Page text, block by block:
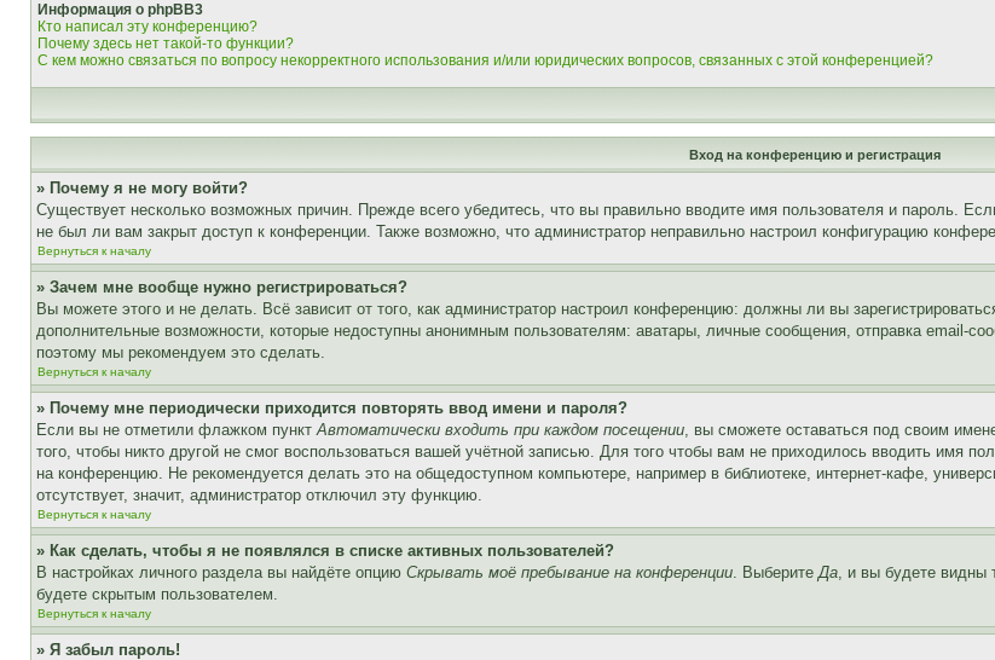
Информация о phpBB3
Кто написал эту конференцию?
Почему здесь нет такой-то функции?
С кем можно связаться по вопросу некорректного использования и/или юридических вопросов, связанных с этой конференцией?
Вход на конференцию и регистрация
» Почему я не могу войти?
Существует несколько возможных причин. Прежде всего убедитесь, что вы правильно вводите имя пользователя и пароль.
не был ли вам закрыт доступ к конференции. Также возможно, что администратор неправильно настроил конфигурацию
Вернуться к началу
» Зачем мне вообще нужно регистрироваться?
Вы можете этого и не делать. Всё зависит от того, как администратор настроил конференцию: должны ли вы
дополнительные возможности, которые недоступны анонимным пользователям: аватары, личные сообщения, отправка email-
поэтому мы рекомендуем это сделать.
Вернуться к началу
» Почему мне периодически приходится повторять ввод имени и пароля?
Если вы не отметили флажком пунктАвтоматически входить при каждом посещении, вы сможете оставаться под своим
того, чтобы никто другой не смог воспользоваться вашей учётной записью. Для того чтобы вам не приходилось вводить имя
на конференцию. Не рекомендуется делать это на общедоступном компьютере, например в библиотеке, интернет-кафе,
отсутствует, значит, администратор отключил эту функцию.
Вернуться к началу
» Как сделать, чтобы я не появлялся в списке активных пользователей?
В настройках личного раздела вы найдёте опцию Скрывать моё пребывание на конференции. ВыберитеДа, и вы будете видны
будете скрытым пользователем.
Вернуться к началу
» Я забыл пароль!